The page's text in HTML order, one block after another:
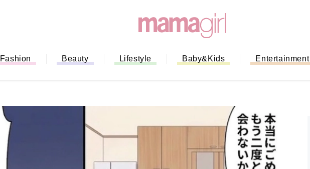
Fashion Beauty Lifestyle Baby&Kids Entertainment